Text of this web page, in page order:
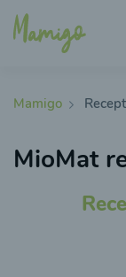
Mamigo
MioMat